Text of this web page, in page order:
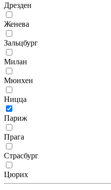
Дрезден
Женева
Зальцбург
Милан
Мюнхен
Ницца
Париж
Прага
Страсбург
Цюрих